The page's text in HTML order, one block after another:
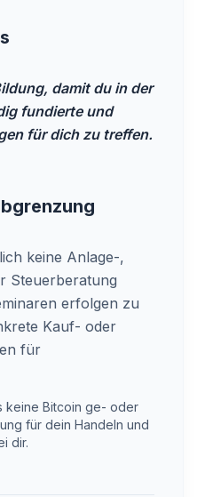
damit du in der
fundierte und
für dich zu treffen.
keine Anlage-,
Steuerberatung
erfolgen zu
Kauf- oder
für
keine Bitcoin ge- oder
für dein Handeln und
dir.